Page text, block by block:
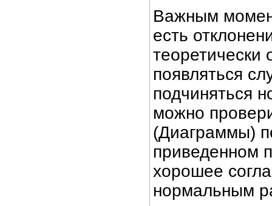
Важным
есть
появляться
подчиняться
можно
(Диаграммы)
приведенном
хорошее
нормальным